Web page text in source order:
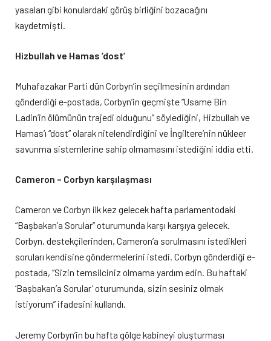
yasaları gibi konulardaki görüş birliğini bozacağını
kaydetmişti.
Hizbullah ve Hamas ‘dost’
Muhafazakar Parti dün Corbyn’in seçilmesinin ardından
gönderdiği e-postada, Corbyn’in geçmişte “Usame Bin
Ladin’in ölümünün trajedi olduğunu” söylediğini, Hizbullah ve
Hamas’ı “dost” olarak nitelendirdiğini ve İngiltere’nin nükleer
savunma sistemlerine sahip olmamasını istediğini iddia etti.
Cameron – Corbyn karşılaşması
Cameron ve Corbyn ilk kez gelecek hafta parlamentodaki
“Başbakan’a Sorular” oturumunda karşı karşıya gelecek.
Corbyn, destekçilerinden, Cameron’a sorulmasını istedikleri
soruları kendisine göndermelerini istedi. Corbyn gönderdiği e-
postada, “Sizin temsilciniz olmama yardım edin. Bu haftaki
‘Başbakan’a Sorular’ oturumunda, sizin sesiniz olmak
istiyorum” ifadesini kullandı.
Jeremy Corbyn’in bu hafta gölge kabineyi oluşturması